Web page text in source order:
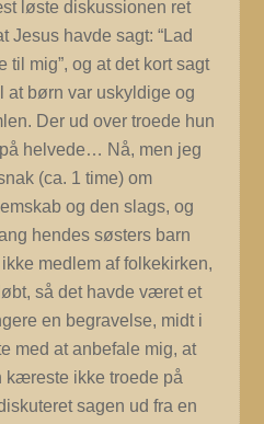
løste diskussionen ret
Jesus havde sagt: “Lad
til mig”, og at det kort sagt
at børn var uskyldige og
Der ud over troede hun
helvede… Nå, men jeg
(ca. 1 time) om
og den slags, og
hendes søsters barn
medlem af folkekirken,
så det havde været et
en begravelse, midt i
med at anbefale mig, at
kæreste ikke troede på
sagen ud fra en